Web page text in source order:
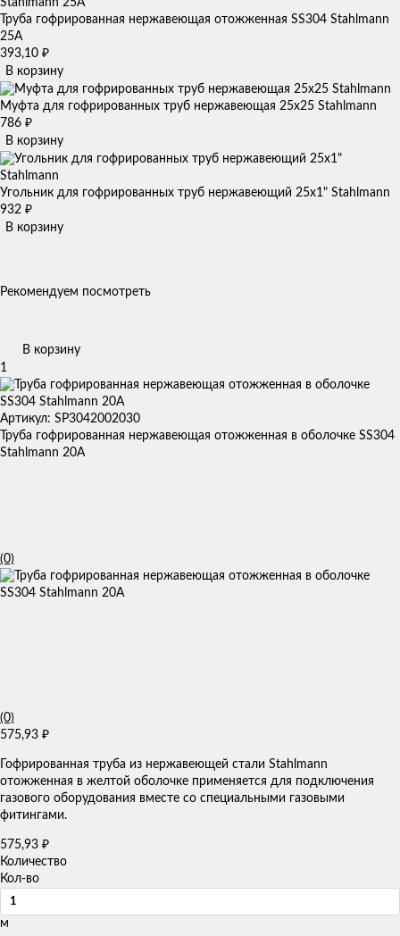
Труба гофрированная нержавеющая отожженная SS304 Stahlmann
25А
393,10 ₽
В корзину
Муфта для гофрированных труб нержавеющая 25x25 Stahlmann
786 ₽
В корзину
Угольник для гофрированных труб нержавеющий 25x1" Stahlmann
932 ₽
В корзину
Рекомендуем посмотреть
В корзину
1
Артикул: SP3042002030
Труба гофрированная нержавеющая отожженная в оболочке SS304
Stahlmann 20A
(0)
(0)
575,93 ₽
Гофрированная труба из нержавеющей стали Stahlmann
отожженная в желтой оболочке применяется для подключения
газового оборудования вместе со специальными газовыми
фитингами.
575,93 ₽
Количество
Кол-во
м